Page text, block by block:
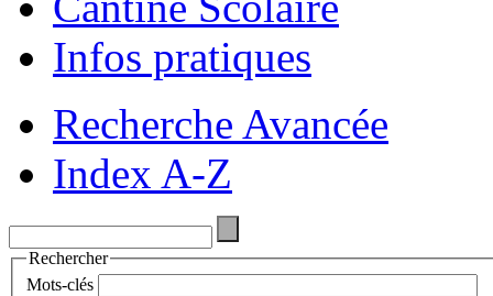
Infos pratiques
Recherche Avancée
Index A-Z
Rechercher
Mots-clés